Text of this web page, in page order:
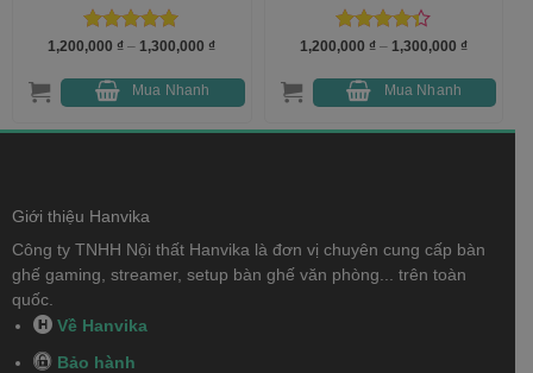
Được xếp
sao
1,200,000 ₫ – 1,300,000 ₫Khoảng
1,200,000 ₫
1,300,000 ₫
Mua Nhanh
Được xếp
5 sao
1,200,000 ₫ – 1,300,000 ₫Khoảng
1,300,000
Mua Nhanh
Giới thiệu Hanvika
Công ty TNHH Nội thất Hanvika là đơn vị chuyên cung cấp bàn
ghế gaming, streamer, setup bàn ghế văn phòng... trên toàn
quốc.
Về Hanvika
Bảo hành